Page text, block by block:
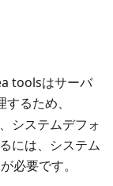
toolsはサーバ
るため、
システムデフォ
には、システム
必要です。